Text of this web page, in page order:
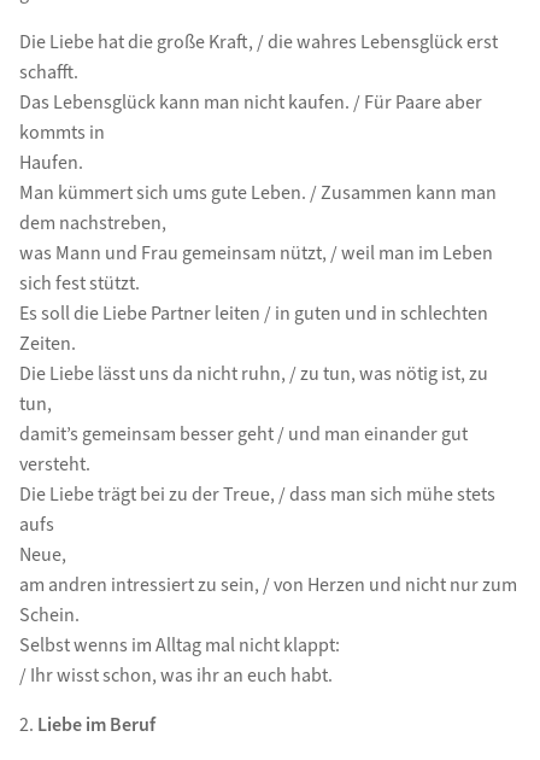
Die Liebe hat die große Kraft, / die wahres Lebensglück erst
schafft.
Das Lebensglück kann man nicht kaufen. / Für Paare aber
kommts in
Haufen.
Man kümmert sich ums gute Leben. / Zusammen kann man
dem nachstreben,
was Mann und Frau gemeinsam nützt, / weil man im Leben
sich fest stützt.
Es soll die Liebe Partner leiten / in guten und in schlechten
Zeiten.
Die Liebe lässt uns da nicht ruhn, / zu tun, was nötig ist, zu
tun,
damit’s gemeinsam besser geht / und man einander gut
versteht.
Die Liebe trägt bei zu der Treue, / dass man sich mühe stets
aufs
Neue,
am andren intressiert zu sein, / von Herzen und nicht nur zum
Schein.
Selbst wenns im Alltag mal nicht klappt:
/ Ihr wisst schon, was ihr an euch habt.
2. Liebe im Beruf